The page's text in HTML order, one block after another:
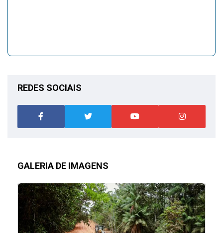
REDES SOCIAIS
GALERIA DE IMAGENS